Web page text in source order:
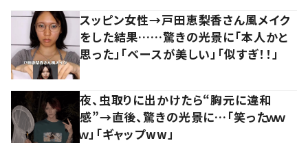
スッピン女性→戸田恵梨香さん風メイク
をした結果……驚きの光景に「本人かと
思った」「ベースが美しい」「似すぎ！！」
夜、虫取りに出かけたら“胸元に違和
感”→直後、驚きの光景に…「笑ったｗｗ
ｗ」「ギャップww」